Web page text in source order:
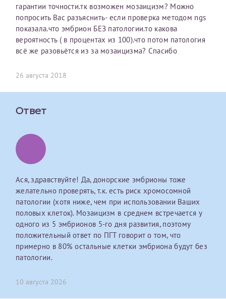
гарантии точности.тк возможен мозаицизм? Можно
попросить Вас разъяснить- если проверка методом ngs
показала.что эмбрион БЕЗ патологии.то какова
вероятность ( в процентах из 100).что потом патология
всё же разовьётся из за мозаицизма? Спасибо
26 августа 2018
Ответ
Ася, здравствуйте! Да, донорские эмбрионы тоже
желательно проверять, т.к. есть риск хромосомной
патологии (хотя ниже, чем при использовании Ваших
половых клеток). Мозаицизм в среднем встречается у
одного из 5 эмбрионов 5-го дня развития, поэтому
положительный ответ по ПГТ говорит о том, что
примерно в 80% остальные клетки эмбриона будут без
патологии.
10 августа 2026
О каком враче расскажете?
Ваш отзыв
Принимаю условияСоглашения на обработку
персональных данных
Оставить отзыв
Электронная почта*
Номер телефона*
Сдать спермограмму
Выберите специальность врача
Или введите его имя
Принимаю условия
Наши специалисты готовы помочь вам, предоставив
общую информацию и рекомендации на основе
ваших вопросов. Задайте ваш вопрос,
и мы постараемся ответить на него как можно
скорее.
Я подтверждаю, что ознакомился с уведомлением,
первом заявлении. После отправки готового документа
изменения и переоформление справки на другого
налогоплательщика не выполняются. Пожалуйста,
внимательно проверяйте все данные перед отправкой
заявки.
После отправки заявки вы получите письмо на указанную
с МЦРМ для уточнения информации.
Заявление
Прошу выдать справку об оказанных медицинских услугах
следующим пациентам:
Фамилия*
Имя*
Отчество*